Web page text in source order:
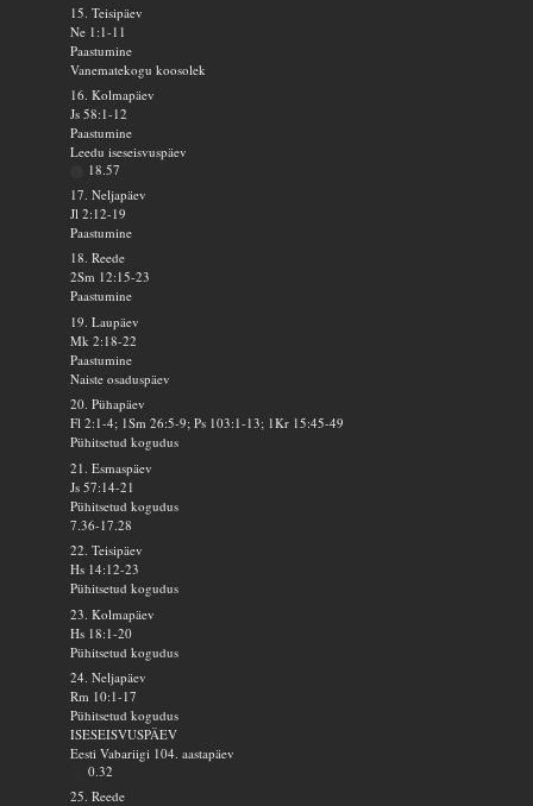
15. Teisipäev
Ne 1:1-11
Paastumine
Vanematekogu koosolek
16. Kolmapäev
Js 58:1-12
Paastumine
Leedu iseseisvuspäev
18.57
17. Neljapäev
Jl 2:12-19
Paastumine
18. Reede
2Sm 12:15-23
Paastumine
19. Laupäev
Mk 2:18-22
Paastumine
Naiste osaduspäev
20. Pühapäev
Fl 2:1-4; 1Sm 26:5-9; Ps 103:1-13; 1Kr 15:45-49
Pühitsetud kogudus
21. Esmaspäev
Js 57:14-21
Pühitsetud kogudus
7.36-17.28
22. Teisipäev
Hs 14:12-23
Pühitsetud kogudus
23. Kolmapäev
Hs 18:1-20
Pühitsetud kogudus
24. Neljapäev
Rm 10:1-17
Pühitsetud kogudus
ISESEISVUSPÄEV
Eesti Vabariigi 104. aastapäev
0.32
25. Reede